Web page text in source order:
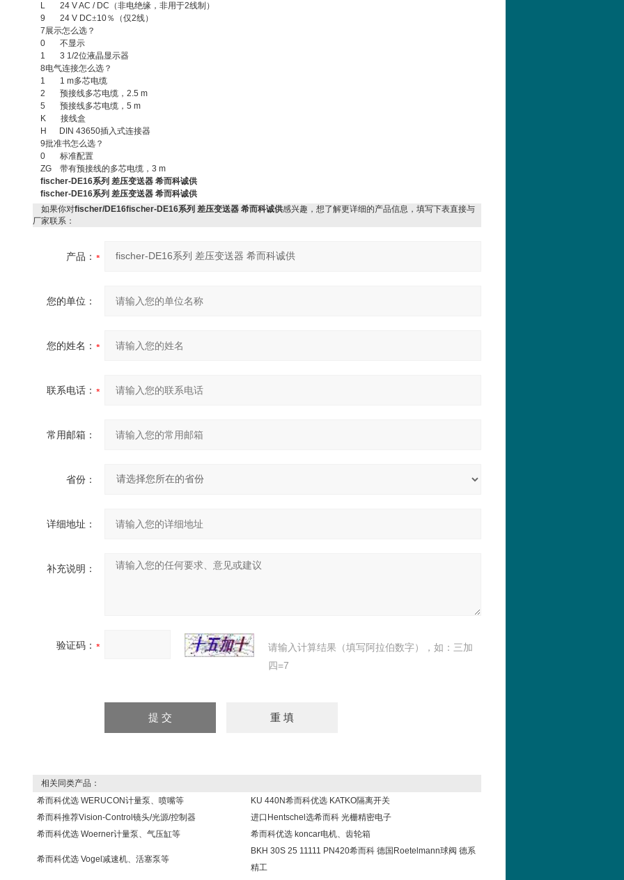
L 24 V AC / DC （非电绝缘，非用于2线制）
9 24 V DC±10％（仅2线）
7展示怎么选？
0 不显示
1 3 1/2位液晶显示器
8电气连接怎么选？
1 1 m多芯电缆
2 预接线多芯电缆， 2.5 m
5 预接线多芯电缆， 5 m
K 接线盒
H DIN 43650插入式连接器
9批准书怎么选？
0 标准配置
ZG 带有预接线的多芯电缆， 3 m
fischer-DE16系列 差压变送器 希而科诚供
fischer-DE16系列 差压变送器 希而科诚供
如果你对fischer/DE16fischer-DE16系列 差压变送器 希而科诚供感兴趣，想了解更详细的产品信息，填写下表直接与
厂家联系：
产品：
您的单位：
您的姓名：
联系电话：
常用邮箱：
省份：
详细地址：
补充说明：
验证码：
请输入计算结果（填写阿拉伯数字），如：三加
四=7
相关同类产品：
希而科优选 WERUCON计量泵、喷嘴等
KU 440N希而科优选 KATKO隔离开关
希而科推荐Vision-Control镜头/光源/控制器
进口Hentschel选希而科 光栅精密电子
希而科优选 Woerner计量泵、气压缸等
希而科优选 koncar电机、齿轮箱
希而科优选 Vogel减速机、活塞泵等
BKH 30S 25 11111 PN420希而科 德国Roetelmann球阀 德系
精工